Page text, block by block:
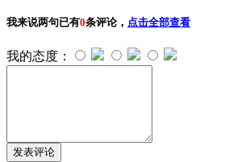
我来说两句已有0条评论， 点击全部查看
我的态度：